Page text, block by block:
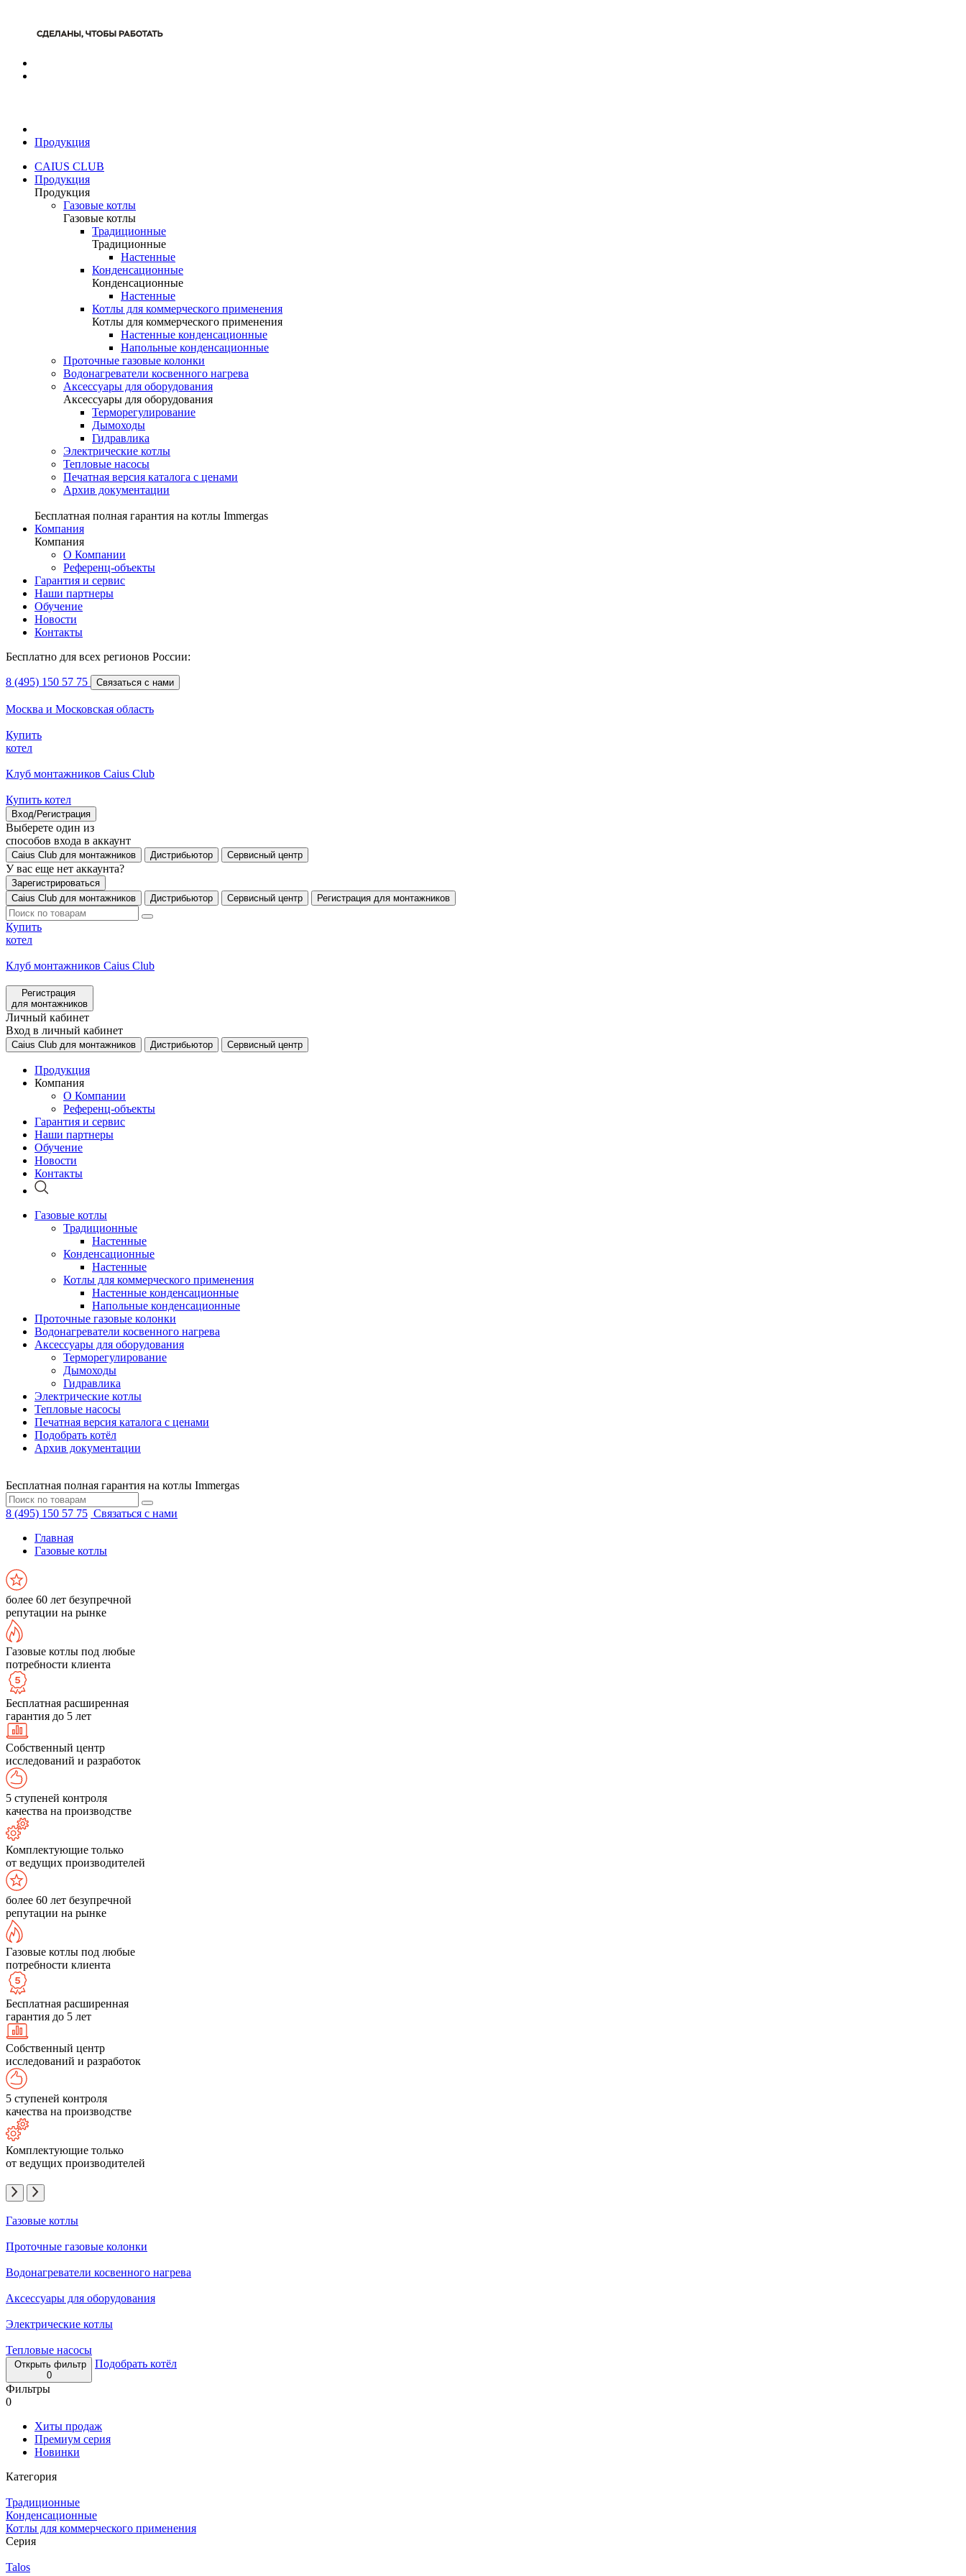
Продукция
CAIUS CLUB
Продукция
Продукция
Газовые котлы
Газовые котлы
Традиционные
Традиционные
Настенные
Конденсационные
Конденсационные
Настенные
Котлы для коммерческого применения
Котлы для коммерческого применения
Настенные конденсационные
Напольные конденсационные
Проточные газовые колонки
Водонагреватели косвенного нагрева
Аксессуары для оборудования
Аксессуары для оборудования
Терморегулирование
Дымоходы
Гидравлика
Электрические котлы
Тепловые насосы
Печатная версия каталога с ценами
Архив документации
Бесплатная полная гарантия на котлы Immergas
Компания
Компания
О Компании
Референц-объекты
Гарантия и сервис
Наши партнеры
Обучение
Новости
Контакты
Бесплатно для всех регионов России:
8 (495) 150 57 75 Связаться с нами
Москва и Московская область
Купить
котел
Клуб монтажников Caius Club
Купить котел
Вход/Регистрация
Выберете один из
способов входа в аккаунт
Caius Club для монтажников Дистрибьютор Сервисный центр
У вас еще нет аккаунта?
Зарегистрироваться
Caius Club для монтажников
Дистрибьютор Сервисный центр Регистрация для монтажников
Купить
котел
Клуб монтажников Caius Club
Регистрация
для монтажников
Личный кабинет
Вход в личный кабинет
Caius Club для монтажников Дистрибьютор Сервисный центр
Продукция
Компания
О Компании
Референц-объекты
Гарантия и сервис
Наши партнеры
Обучение
Новости
Контакты
Газовые котлы
Традиционные
Настенные
Конденсационные
Настенные
Котлы для коммерческого применения
Настенные конденсационные
Напольные конденсационные
Проточные газовые колонки
Водонагреватели косвенного нагрева
Аксессуары для оборудования
Терморегулирование
Дымоходы
Гидравлика
Электрические котлы
Тепловые насосы
Печатная версия каталога с ценами
Подобрать котёл
Архив документации
Бесплатная полная гарантия на котлы Immergas
8 (495) 150 57 75 Связаться с нами
Главная
Газовые котлы
более 60 лет безупречной
репутации на рынке
Газовые котлы под любые
потребности клиента
Бесплатная расширенная
гарантия до 5 лет
Собственный центр
исследований и разработок
5 ступеней контроля
качества на производстве
Комплектующие только
от ведущих производителей
более 60 лет безупречной
репутации на рынке
Газовые котлы под любые
потребности клиента
Бесплатная расширенная
гарантия до 5 лет
Собственный центр
исследований и разработок
5 ступеней контроля
качества на производстве
Комплектующие только
от ведущих производителей
Газовые котлы
Проточные газовые колонки
Водонагреватели косвенного нагрева
Аксессуары для оборудования
Электрические котлы
Тепловые насосы
Открыть фильтр
0
Подобрать котёл
Фильтры
0
Хиты продаж
Премиум серия
Новинки
Категория
Традиционные
Конденсационные
Котлы для коммерческого применения
Серия
Talos